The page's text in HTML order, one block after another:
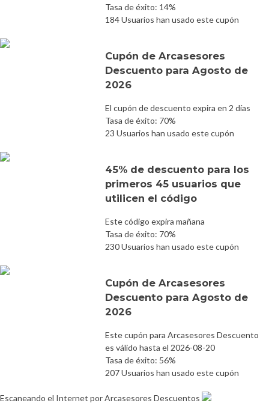
Tasa de éxito: 14%
184 Usuarios han usado este cupón
Cupón de Arcasesores
Descuento para Agosto de
2026
El cupón de descuento expira en 2 días
Tasa de éxito: 70%
23 Usuarios han usado este cupón
45% de descuento para los
primeros 45 usuarios que
utilicen el código
Este código expira mañana
Tasa de éxito: 70%
230 Usuarios han usado este cupón
Cupón de Arcasesores
Descuento para Agosto de
2026
Este cupón para Arcasesores Descuento
es válido hasta el 2026-08-20
Tasa de éxito: 56%
207 Usuarios han usado este cupón
Escaneando el Internet por Arcasesores Descuentos